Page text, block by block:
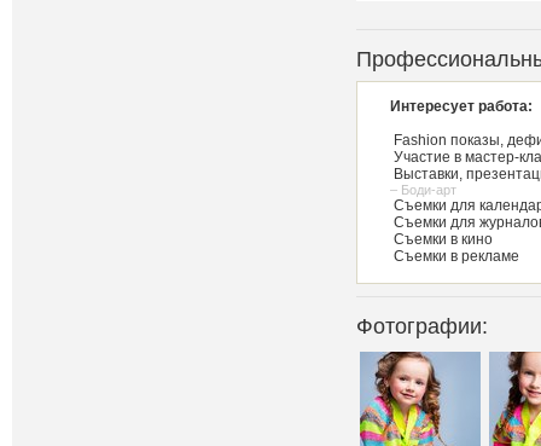
Интересует работа:
Fashion показы,
Участие в мастер-
Выставки,
– Боди-арт
Съемки для
Съемки для
Съемки в кино
Съемки в рекламе
Фотографии: